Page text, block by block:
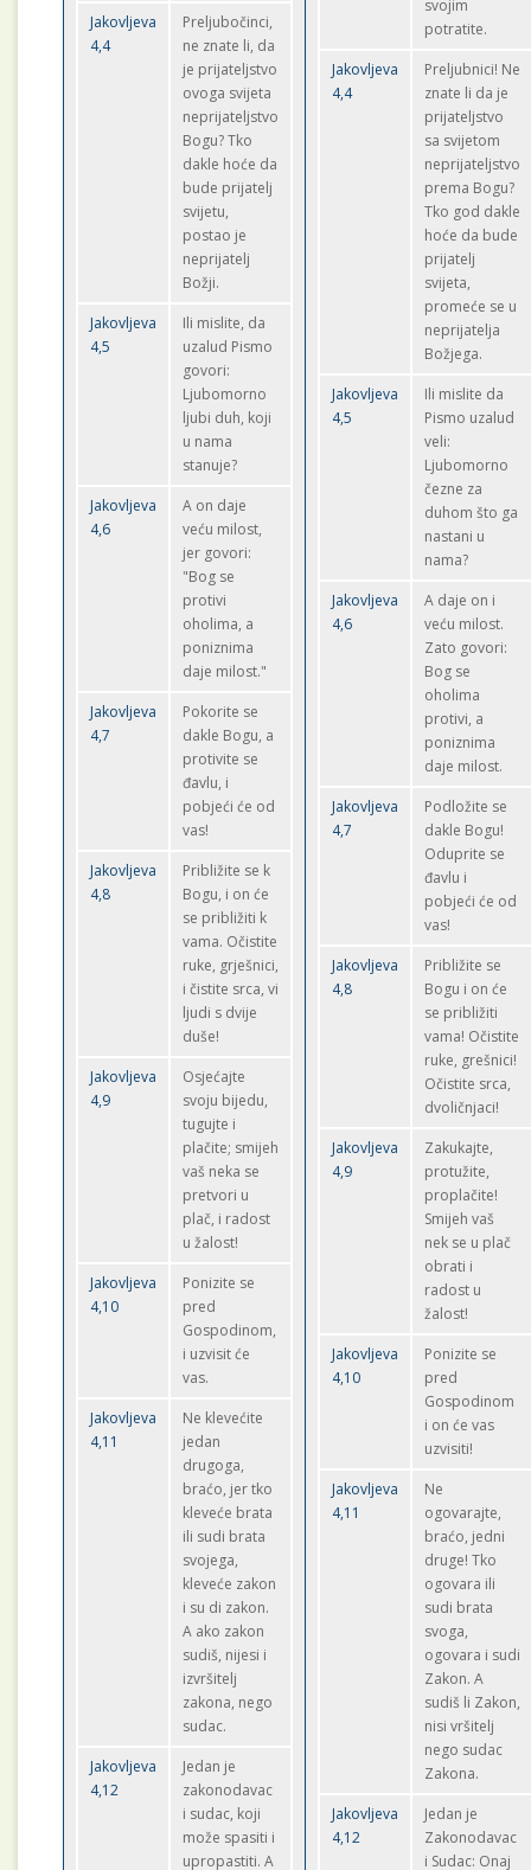
Jakovljeva
4,4
Preljubočinci,
ne znate li, da
je prijateljstvo
ovoga svijeta
neprijateljstvo
Bogu? Tko
dakle hoće da
bude prijatelj
svijetu,
postao je
neprijatelj
Božji.
Jakovljeva
4,5
Ili mislite, da
uzalud Pismo
govori:
Ljubomorno
ljubi duh, koji
u nama
stanuje?
Jakovljeva
4,6
A on daje
veću milost,
jer govori:
"Bog se
protivi
oholima, a
poniznima
daje milost."
Jakovljeva
4,7
Pokorite se
dakle Bogu, a
protivite se
đavlu, i
pobjeći će od
vas!
Jakovljeva
4,8
Približite se k
Bogu, i on će
se približiti k
vama. Očistite
ruke, grješnici,
i čistite srca, vi
ljudi s dvije
duše!
Jakovljeva
4,9
Osjećajte
svoju bijedu,
tugujte i
plačite; smijeh
vaš neka se
pretvori u
plač, i radost
u žalost!
Jakovljeva
4,10
Ponizite se
pred
Gospodinom,
i uzvisit će
vas.
Jakovljeva
4,11
Ne klevećite
jedan
drugoga,
braćo, jer tko
kleveće brata
ili sudi brata
svojega,
kleveće zakon
i su di zakon.
A ako zakon
sudiš, nijesi i
izvršitelj
zakona, nego
sudac.
Jakovljeva
4,12
Jedan je
zakonodavac
i sudac, koji
može spasiti i
upropastiti. A
svojim
potratite.
Jakovljeva
4,4
Preljubnici! Ne
znate li da je
prijateljstvo
sa svijetom
neprijateljstvo
prema Bogu?
Tko god dakle
hoće da bude
prijatelj
svijeta,
promeće se u
neprijatelja
Božjega.
Jakovljeva
4,5
Ili mislite da
Pismo uzalud
veli:
Ljubomorno
čezne za
duhom što ga
nastani u
nama?
Jakovljeva
4,6
A daje on i
veću milost.
Zato govori:
Bog se
oholima
protivi, a
poniznima
daje milost.
Jakovljeva
4,7
Podložite se
dakle Bogu!
Oduprite se
đavlu i
pobjeći će od
vas!
Jakovljeva
4,8
Približite se
Bogu i on će
se približiti
vama! Očistite
ruke, grešnici!
Očistite srca,
dvoličnjaci!
Jakovljeva
4,9
Zakukajte,
protužite,
proplačite!
Smijeh vaš
nek se u plač
obrati i
radost u
žalost!
Jakovljeva
4,10
Ponizite se
pred
Gospodinom
i on će vas
uzvisiti!
Jakovljeva
4,11
Ne
ogovarajte,
braćo, jedni
druge! Tko
ogovara ili
sudi brata
svoga,
ogovara i sudi
Zakon. A
sudiš li Zakon,
nisi vršitelj
nego sudac
Zakona.
Jakovljeva
4,12
Jedan je
Zakonodavac
i Sudac: Onaj